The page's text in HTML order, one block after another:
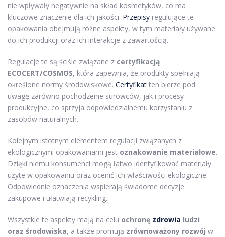
nie wpływały negatywnie na skład kosmetyków, co ma
kluczowe znaczenie dla ich jakości. Przepisy regulujące te
opakowania obejmują różne aspekty, w tym materiały używane
do ich produkcji oraz ich interakcje z zawartością.
Regulacje te są ściśle związane z certyfikacją
ECOCERT/COSMOS, która zapewnia, że produkty spełniają
określone normy środowiskowe. Certyfikat ten bierze pod
uwagę zarówno pochodzenie surowców, jak i procesy
produkcyjne, co sprzyja odpowiedzialnemu korzystaniu z
zasobów naturalnych.
Kolejnym istotnym elementem regulacji związanych z
ekologicznymi opakowaniami jest oznakowanie materiałowe.
Dzięki niemu konsumenci mogą łatwo identyfikować materiały
użyte w opakowaniu oraz ocenić ich właściwości ekologiczne.
Odpowiednie oznaczenia wspierają świadome decyzje
zakupowe i ułatwiają recykling.
Wszystkie te aspekty mają na celu ochronę zdrowia ludzi
oraz środowiska, a także promują zrównoważony rozwój w